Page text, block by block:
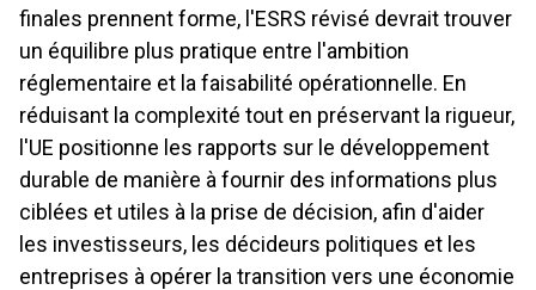
finales prennent forme, l'ESRS révisé devrait trouver
un équilibre plus pratique entre l'ambition
réglementaire et la faisabilité opérationnelle. En
réduisant la complexité tout en préservant la rigueur,
l'UE positionne les rapports sur le développement
durable de manière à fournir des informations plus
ciblées et utiles à la prise de décision, afin d'aider
les investisseurs, les décideurs politiques et les
entreprises à opérer la transition vers une économie